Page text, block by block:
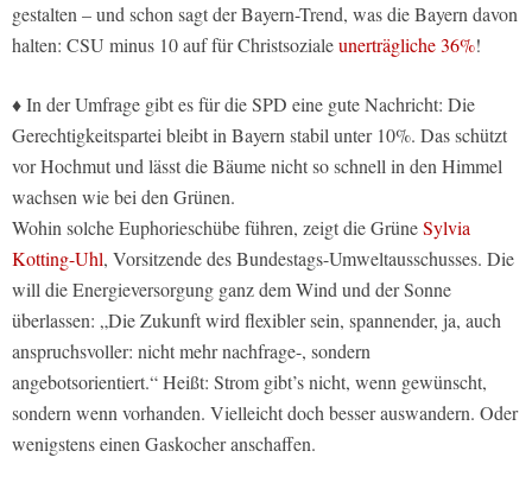
gestalten – und schon sagt der Bayern-Trend, was die Bayern davon
halten: CSU minus 10 auf für Christsozialeunerträgliche 36%!
♦ In der Umfrage gibt es für die SPD eine gute Nachricht: Die
Gerechtigkeitspartei bleibt in Bayern stabil unter 10%. Das schützt
vor Hochmut und lässt die Bäume nicht so schnell in den Himmel
wachsen wie bei den Grünen.
Wohin solche Euphorieschübe führen, zeigt die GrüneSylvia
Kotting-Uhl, Vorsitzende des Bundestags-Umweltausschusses. Die
will die Energieversorgung ganz dem Wind und der Sonne
überlassen: „Die Zukunft wird flexibler sein, spannender, ja, auch
anspruchsvoller: nicht mehr nachfrage-, sondern
angebotsorientiert.“ Heißt: Strom gibt’s nicht, wenn gewünscht,
sondern wenn vorhanden. Vielleicht doch besser auswandern. Oder
wenigstens einen Gaskocher anschaffen.